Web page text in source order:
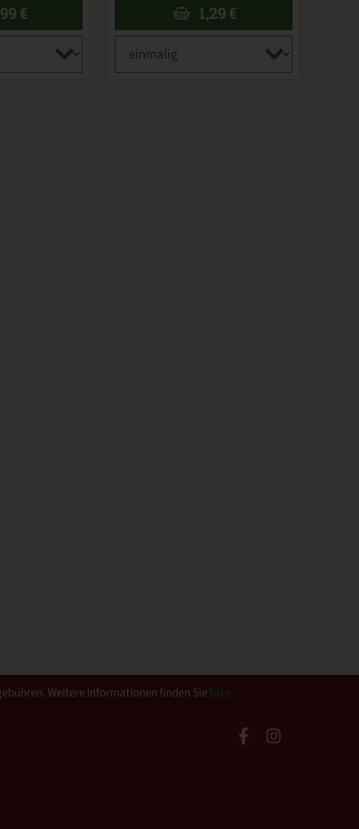
€ 1,29 €
Weitere Informationen finden Sie .